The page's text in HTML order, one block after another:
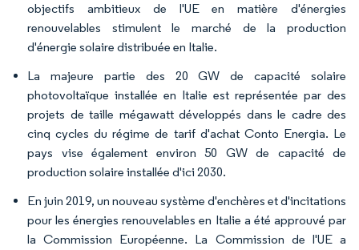
objectifs ambitieux de l'UE en matière d'énergies
renouvelables stimulent le marché de la production
d'énergie solaire distribuée en Italie.
La majeure partie des 20 GW de capacité solaire
photovoltaïque installée en Italie est représentée par des
projets de taille mégawatt développés dans le cadre des
cinq cycles du régime de tarif d'achat Conto Energia. Le
pays vise également environ 50 GW de capacité de
production solaire installée d'ici 2030.
En juin 2019, un nouveau système d'enchères et d'incitations
pour les énergies renouvelables en Italie a été approuvé par
la Commission Européenne. La Commission de l'UE a